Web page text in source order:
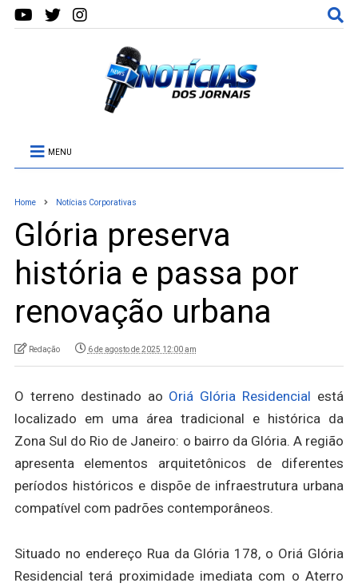
MENU
Home Notícias Corporativas
Glória preserva
história e passa por
renovação urbana
Redação 6 de agosto de 2025 12:00 am
O terreno destinado ao Oriá Glória Residencial está
localizado em uma área tradicional e histórica da
Zona Sul do Rio de Janeiro: o bairro da Glória. A região
apresenta elementos arquitetônicos de diferentes
períodos históricos e dispõe de infraestrutura urbana
compatível com padrões contemporâneos.
Situado no endereço Rua da Glória 178, o Oriá Glória
Residencial terá proximidade imediata com o Aterro